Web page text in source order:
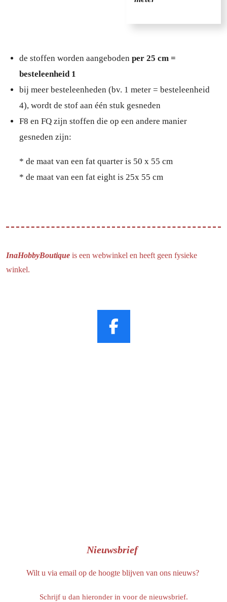
de stoffen worden aangeboden per 25 cm =
besteleenheid 1
bij meer besteleenheden (bv. 1 meter = besteleenheid
4), wordt de stof aan één stuk gesneden
F8 en FQ zijn stoffen die op een andere manier
gesneden zijn:
* de maat van een fat quarter is 50 x 55 cm
* de maat van een fat eight is 25x 55 cm
InaHobbyBoutique is een webwinkel en heeft geen fysieke
winkel.
F
Nieuwsbrief
Wilt u via email op de hoogte blijven van ons nieuws?
Schrijf u dan hieronder in voor de nieuwsbrief.